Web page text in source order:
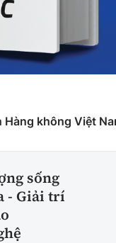
không Việt
sống
- Giải trí